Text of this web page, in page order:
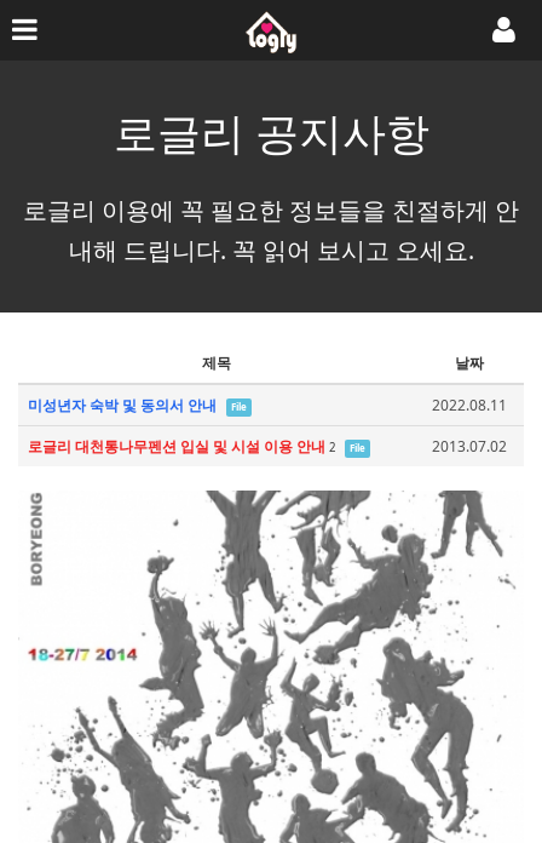
로글리 공지사항
로글리 이용에 꼭 필요한 정보들을 친절하게 안
내해 드립니다. 꼭 읽어 보시고 오세요.
제목 날짜
미성년자 숙박 및 동의서 안내 File
2022.08.11
로글리 대천통나무펜션 입실 및 시설 이용 안내 2 File 2013.07.02